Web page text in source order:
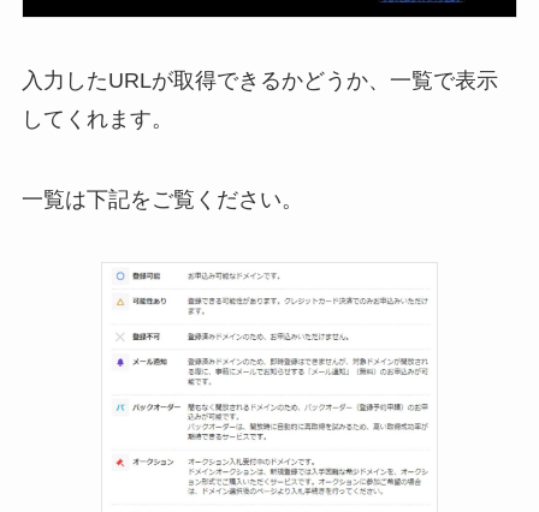
入力したURLが取得できるかどうか、一覧で表示
してくれます。
一覧は下記をご覧ください。